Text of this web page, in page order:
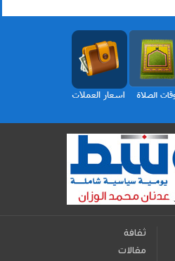
ثقافة
مقالات